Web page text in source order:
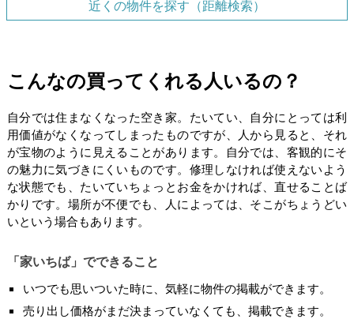
近くの物件を探す（距離検索）
こんなの買ってくれる人いるの？
自分では住まなくなった空き家。たいてい、自分にとっては利
用価値がなくなってしまったものですが、人から見ると、それ
が宝物のように見えることがあります。自分では、客観的にそ
の魅力に気づきにくいものです。修理しなければ使えないよう
な状態でも、たいていちょっとお金をかければ、直せることば
かりです。場所が不便でも、人によっては、そこがちょうどい
いという場合もあります。
「家いちば」でできること
いつでも思いついた時に、気軽に物件の掲載ができます。
売り出し価格がまだ決まっていなくても、掲載できます。